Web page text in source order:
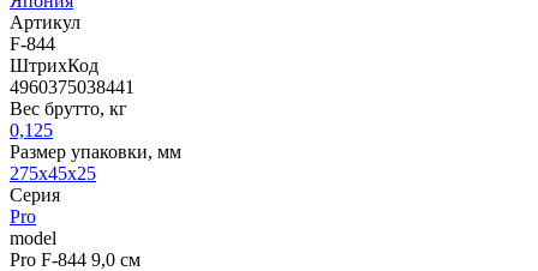
Артикул
F-844
ШтрихКод
4960375038441
Вес брутто, кг
0,125
Размер упаковки, мм
275x45x25
Серия
Pro
model
Pro F-844 9,0 см